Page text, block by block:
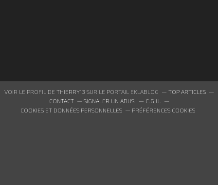
VOIR LE PROFIL DE THIERRY13 SUR LE PORTAIL EKLABLOG
TOP ARTICLES
CONTACT
SIGNALER UN ABUS
C.G.U.
COOKIES ET DONNÉES PERSONNELLES
PRÉFÉRENCES COOKIES